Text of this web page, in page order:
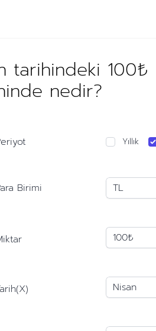
tarihindeki
nedir?
Yıllık
Birimi